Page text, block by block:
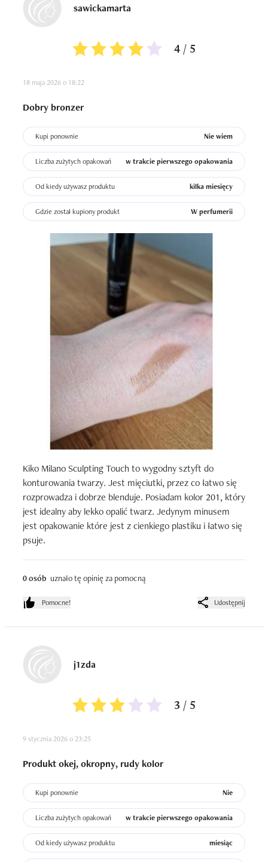
sawickamarta
4 / 5
18 maja 2026 o 18:22
Dobry bronzer
Kupi ponownie Nie wiem
Liczba zużytych opakowań w trakcie pierwszego opakowania
Od kiedy używasz produktu kilka miesięcy
Gdzie został kupiony produkt W perfumerii
Kiko Milano Sculpting Touch to wygodny sztyft do
konturowania twarzy. Jest mięciutki, przez co łatwo się
rozprowadza i dobrze blenduje. Posiadam kolor 201, który
jest idealny aby lekko opalić twarz. Jedynym minusem
jest opakowanie które jest z cienkiego plastiku i łatwo się
psuje.
0 osób uznało tę opinię za pomocną
Pomocne! Udostępnij
j1zda
3 / 5
9 stycznia 2026 o 23:25
Produkt okej, okropny, rudy kolor
Kupi ponownie Nie
Liczba zużytych opakowań w trakcie pierwszego opakowania
Od kiedy używasz produktu miesiąc